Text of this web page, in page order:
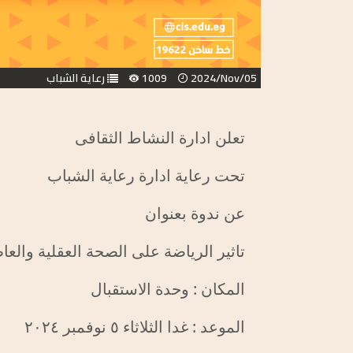
2024/Nov/05
1009 رعاية الشباب
تعلن ادارة النشاط الثقافى
تحت رعاية ادارة رعاية الشباب
عن ندوة بعنوان
تاثير الرياضة على الصحة العقلية
المكان : وحدة الاستقبال
الموعد : غدا الثلاثاء ٥ نوفمبر ٢٠٢٤